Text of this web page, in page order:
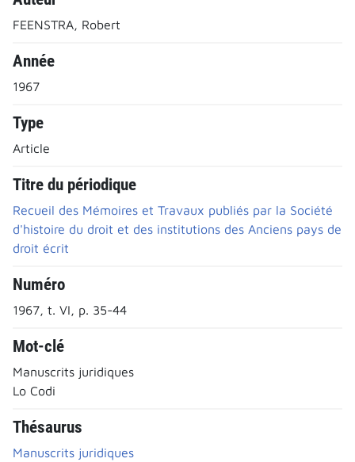
FEENSTRA, Robert
Année
1967
Type
Article
Titre du périodique
Recueil des Mémoires et Travaux publiés par la Société
d'histoire du droit et des institutions des Anciens pays de
droit écrit
Numéro
1967, t. VI, p. 35-44
Mot-clé
Manuscrits juridiques
Lo Codi
Thésaurus
Manuscrits juridiques